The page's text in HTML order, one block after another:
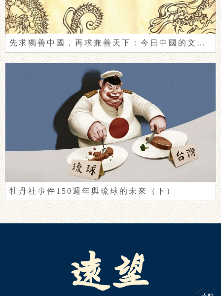
先求獨善中國，再求兼善天下：今日中國的文明自覺
牡丹社事件150週年與琉球的未來（下）